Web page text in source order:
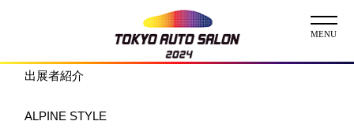
出展者紹介
ALPINE STYLE